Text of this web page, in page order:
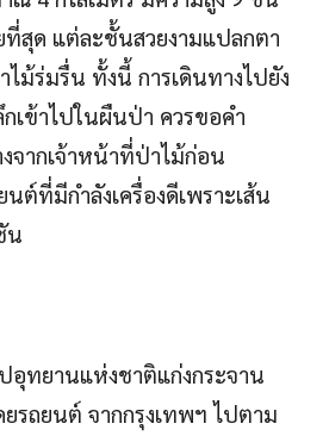
สุด แต่ละชั้นสวยงามแปลกตา
ม้ร่มรื่น ทั้งนี้ การเดินทางไปยัง
เข้าไปในผืนป่า ควรขอคำ
จากเจ้าหน้าที่ป่าไม้ก่อน
ต์ที่มีกำลังเครื่องดีเพราะเส้น
น
อุทยานแห่งชาติแก่งกระจาน
ยรถยนต์ จากกรุงเทพฯ ไปตาม